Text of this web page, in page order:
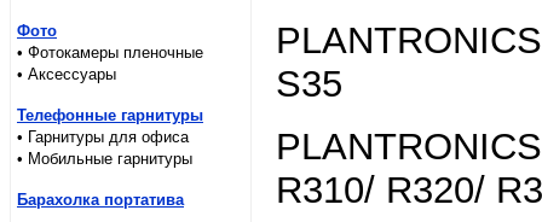
Фото
• Фотокамеры пленочные
• Аксессуары
Телефонные гарнитуры
• Гарнитуры для офиса
• Мобильные гарнитуры
Барахолка портатива
S35
R310/ R320/